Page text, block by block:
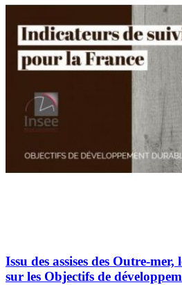
Issu des assises des Outre-
sur les Objectifs de